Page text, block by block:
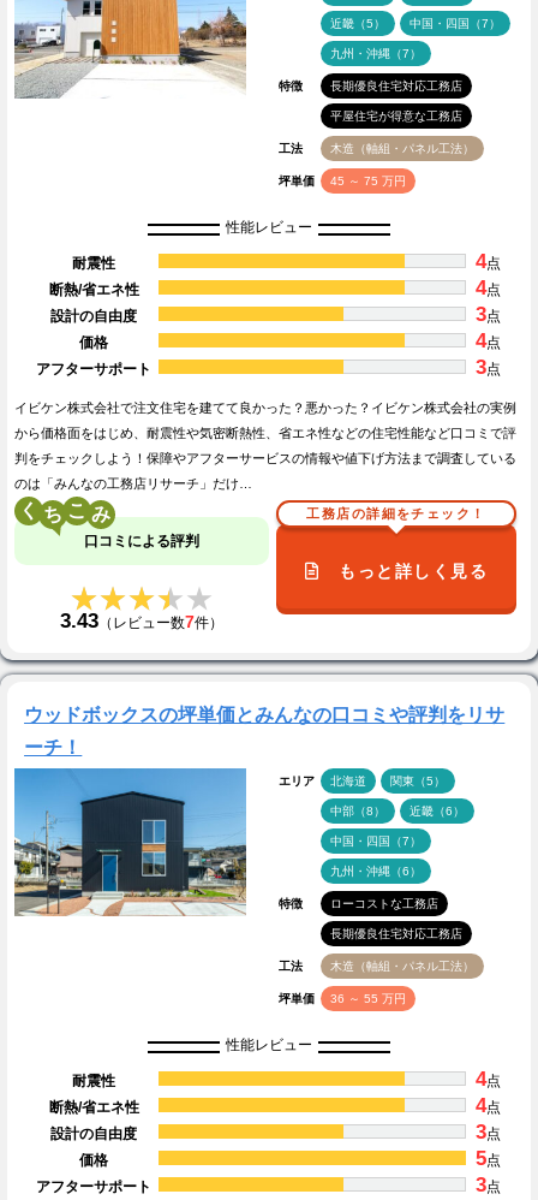
近畿（5） 中国・四国（7）
九州・沖縄（7）
特徴 長期優良住宅対応工務店
平屋住宅が得意な工務店
工法 木造（軸組・パネル工法）
坪単価 45 ～ 75 万円
性能レビュー
耐震性 4点
断熱/省エネ性
4点
設計の自由度
3点
価格
4点
アフターサポート
3点
イビケン株式会社で注文住宅を建てて良かった？悪かった？イビケン株式会社の実例
から価格面をはじめ、耐震性や気密断熱性、省エネ性などの住宅性能など口コミで評
判をチェックしよう！保障やアフターサービスの情報や値下げ方法まで調査している
のは「みんなの工務店リサーチ」だけ…
く こ
口コミによる評判
★★★★★
★★★★★
3.43 （レビュー数7件）
工務店の詳細をチェック！
もっと詳しく見る
ウッドボックスの坪単価とみんなの口コミや評判をリサ
ーチ！
エリア 北海道 関東（5）
中部（8） 近畿（6）
中国・四国（7）
九州・沖縄（6）
特徴 ローコストな工務店
長期優良住宅対応工務店
工法 木造（軸組・パネル工法）
坪単価 36 ～ 55 万円
性能レビュー
耐震性 4点
断熱/省エネ性
4点
設計の自由度
3点
価格
5点
アフターサポート
3点